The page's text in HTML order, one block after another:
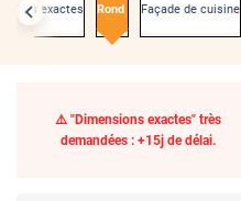
exactes Rond Façade de cuisine
⚠️ "Dimensions exactes" très
demandées : +15j de délai.